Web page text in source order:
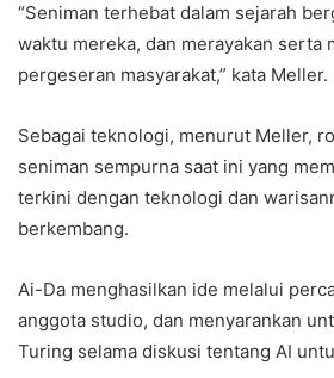
“Seniman terhebat dalam sejarah
waktu mereka, dan merayakan serta
pergeseran masyarakat,” kata Meller.
Sebagai teknologi, menurut Meller,
seniman sempurna saat ini yang
terkini dengan teknologi dan
berkembang.
Ai-Da menghasilkan ide melalui
anggota studio, dan menyarankan
Turing selama diskusi tentang AI